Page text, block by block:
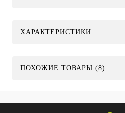
ХАРАКТЕРИСТИКИ
ПОХОЖИЕ ТОВАРЫ (8)